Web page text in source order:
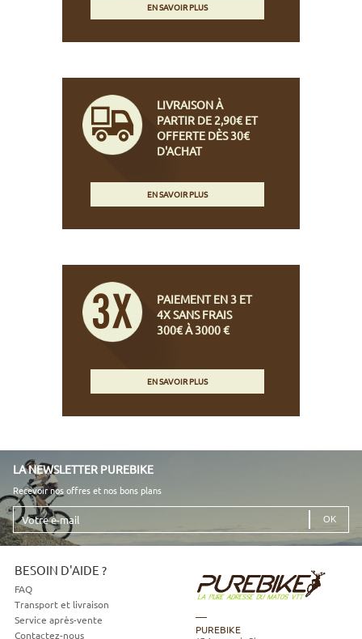
EN SAVOIR PLUS
LIVRAISON À
PARTIR DE 2,90€ ET
OFFERTE DÈS 30€
D'ACHAT
EN SAVOIR PLUS
PAIEMENT EN 3 ET
4X SANS FRAIS
300€ À 3000 €
EN SAVOIR PLUS
LA NEWSLETTER PUREBIKE
Recevoir nos offres et nos bons plans
Votre
e-
mail
BESOIN D'AIDE ?
FAQ
Transport et livraison
Service après-vente
Contactez-nous
PUREBIKE